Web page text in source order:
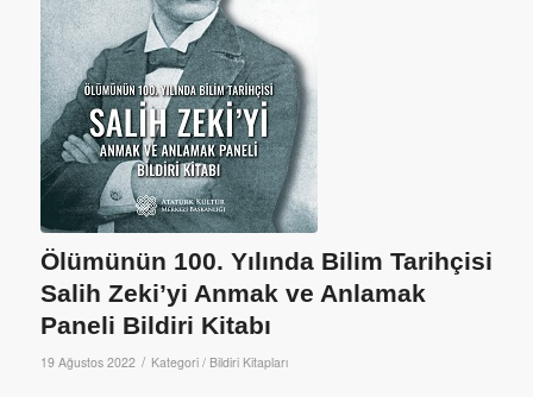
Ölümünün 100. Yılında Bilim Tarihçisi
Salih Zeki’yi Anmak ve Anlamak
Paneli Bildiri Kitabı
19 Ağustos 2022 / Kategori / Bildiri Kitapları